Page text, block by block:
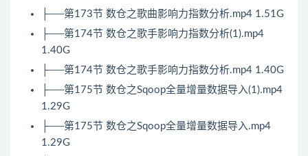
├──第173节 数仓之歌曲影响力指数分析.mp4 1.51G
├──第174节 数仓之歌手影响力指数分析(1).mp4
1.40G
├──第174节 数仓之歌手影响力指数分析.mp4 1.40G
├──第175节 数仓之Sqoop全量增量数据导入(1).mp4
1.29G
├──第175节 数仓之Sqoop全量增量数据导入.mp4
1.29G